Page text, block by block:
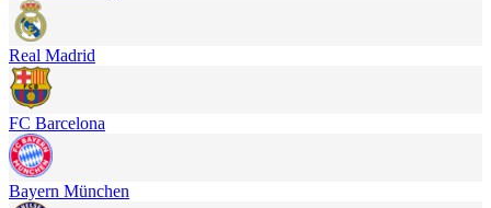
Real Madrid
FC Barcelona
Bayern München